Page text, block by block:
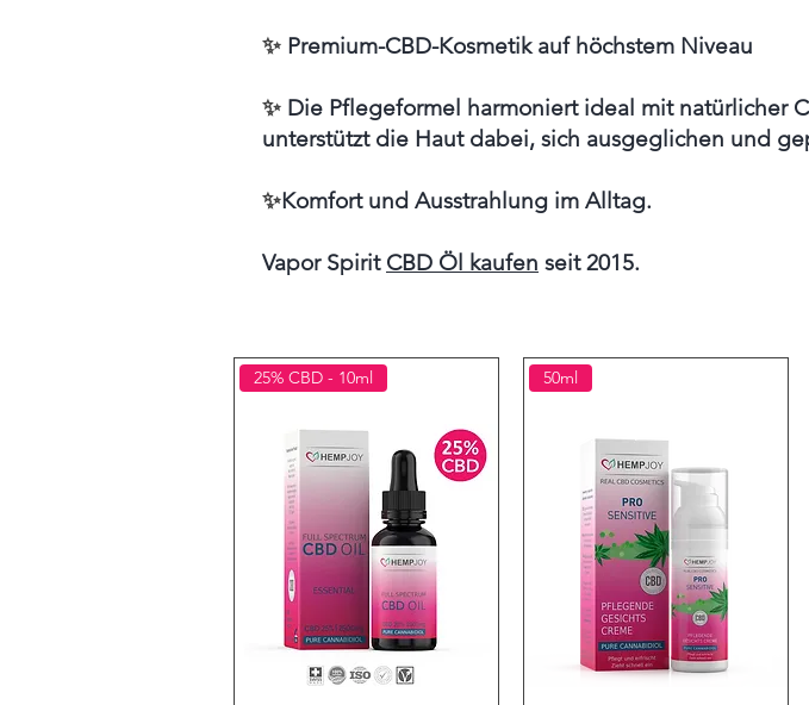
✨ Premium-CBD-Kosmetik auf höchstem Niveau
✨ Die Pflegeformel harmoniert ideal mit natürlicher
unterstützt die Haut dabei, sich ausgeglichen und
✨Komfort und Ausstrahlung im Alltag.
Vapor Spirit CBD Öl kaufen seit 2015.
25% CBD - 10ml 50ml